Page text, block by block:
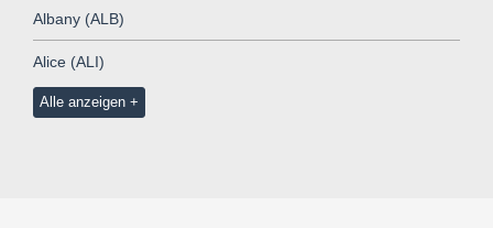
Albany (ALB)
Alice (ALI)
Alle anzeigen